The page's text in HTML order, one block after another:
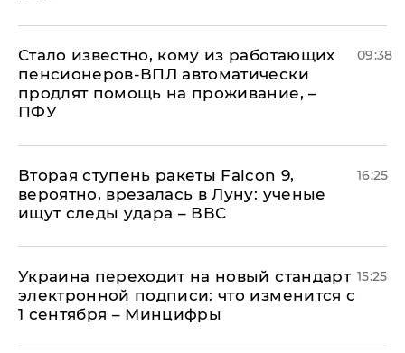
Стало известно, кому из работающих
пенсионеров-ВПЛ автоматически
продлят помощь на проживание, –
ПФУ
09:38
Вторая ступень ракеты Falcon 9,
вероятно, врезалась в Луну: ученые
ищут следы удара – ВВС
16:25
Украина переходит на новый стандарт
электронной подписи: что изменится с
1 сентября – Минцифры
15:25